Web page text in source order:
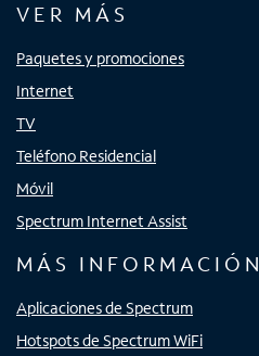
VER MÁS
Paquetes y promociones
Internet
TV
Teléfono Residencial
Móvil
Spectrum Internet Assist
MÁS INFORMACIÓN
Aplicaciones de Spectrum
Hotspots de Spectrum WiFi